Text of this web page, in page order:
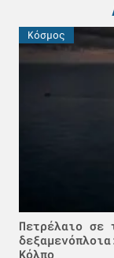
Κόσμος
Πετρέλαιο σε
Κόλπο